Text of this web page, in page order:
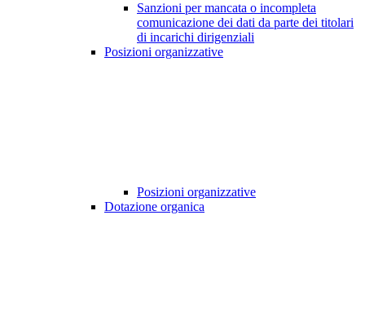
Sanzioni per mancata o incompleta
comunicazione dei dati da parte dei titolari
di incarichi dirigenziali
Posizioni organizzative
Posizioni organizzative
Dotazione organica